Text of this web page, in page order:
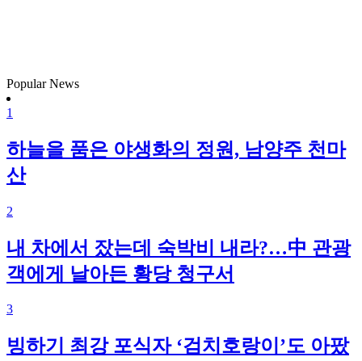
Popular News
1
하늘을 품은 야생화의 정원, 남양주 천마
산
2
내 차에서 잤는데 숙박비 내라?…中 관광
객에게 날아든 황당 청구서
3
빙하기 최강 포식자 ‘검치호랑이’도 아팠